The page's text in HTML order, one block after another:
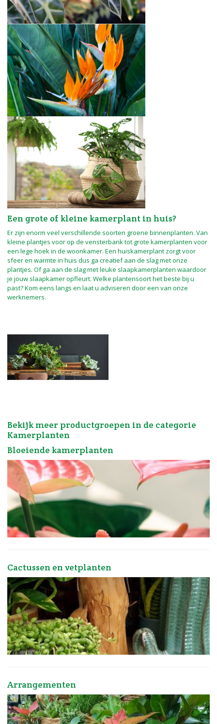
Een grote of kleine kamerplant in huis?
Er zijn enorm veel verschillende soorten groene binnenplanten. Van
kleine plantjes voor op de vensterbank tot grote kamerplanten voor
een lege hoek in de woonkamer. Een huiskamerplant zorgt voor
sfeer en warmte in huis dus ga creatief aan de slag met onze
plantjes. Of ga aan de slag met leuke slaapkamerplanten waardoor
je jouw slaapkamer opfleurt. Welke plantensoort het beste bij u
past? Kom eens langs en laat u adviseren door een van onze
werknemers.
Bekijk meer productgroepen in de categorie
Kamerplanten
Bloeiende kamerplanten
Cactussen en vetplanten
Arrangementen